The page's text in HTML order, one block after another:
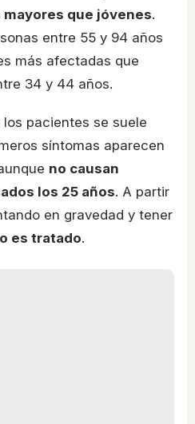
mayores que jóvenes.
entre 55 y 94 años
más afectadas que
34 y 44 años.
pacientes se suele
síntomas aparecen
no causan
los 25 años. A partir
en gravedad y tener
es tratado.